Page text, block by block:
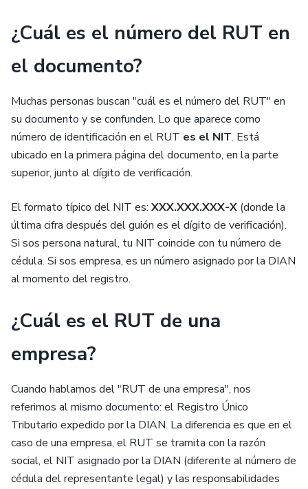
¿Cuál es el número del RUT en
el documento?
Muchas personas buscan "cuál es el número del RUT" en
su documento y se confunden. Lo que aparece como
número de identificación en el RUT es el NIT. Está
ubicado en la primera página del documento, en la parte
superior, junto al dígito de verificación.
El formato típico del NIT es: XXX.XXX.XXX-X (donde la
última cifra después del guión es el dígito de verificación).
Si sos persona natural, tu NIT coincide con tu número de
cédula. Si sos empresa, es un número asignado por la DIAN
al momento del registro.
¿Cuál es el RUT de una
empresa?
Cuando hablamos del "RUT de una empresa", nos
referimos al mismo documento: el Registro Único
Tributario expedido por la DIAN. La diferencia es que en el
caso de una empresa, el RUT se tramita con la razón
social, el NIT asignado por la DIAN (diferente al número de
cédula del representante legal) y las responsabilidades